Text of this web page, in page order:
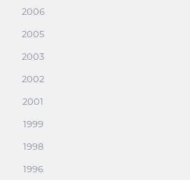
2006
2005
2003
2002
2001
1999
1998
1996